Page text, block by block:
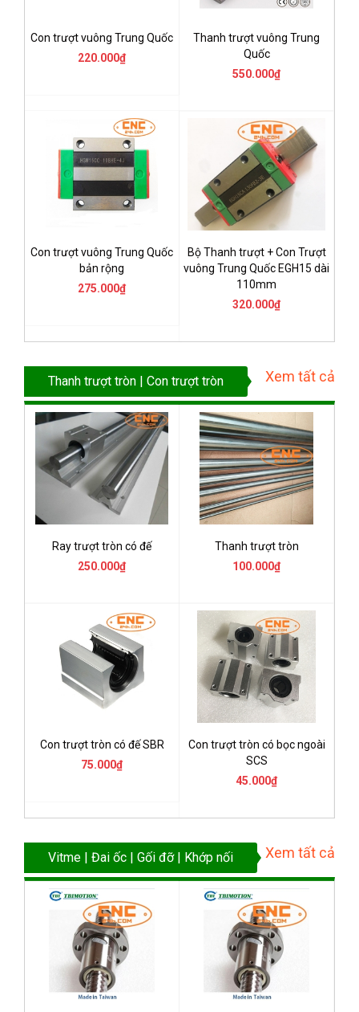
Con trượt vuông Trung Quốc
220.000₫
Thanh trượt vuông Trung
Quốc
550.000₫
Con trượt vuông Trung Quốc
bản rộng
275.000₫
Bộ Thanh trượt + Con Trượt
vuông Trung Quốc EGH15 dài
110mm
320.000₫
Thanh trượt tròn | Con trượt tròn Xem tất cả
Ray trượt tròn có đế
250.000₫
Thanh trượt tròn
100.000₫
Con trượt tròn có đế SBR
75.000₫
Con trượt tròn có bọc ngoài
SCS
45.000₫
Vitme | Đai ốc | Gối đỡ | Khớp nối Xem tất cả